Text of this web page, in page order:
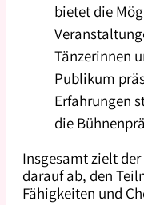
bietet die
Tänzerinnen
Publikum
Erfahrungen
die
Insgesamt zielt
darauf ab, den
Fähigkeiten und